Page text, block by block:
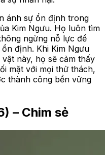
ánh sự ổn định trong
Kim Ngưu. Họ luôn tìm
ngừng nỗ lực để
định. Khi Kim Ngưu
này, họ sẽ cảm thấy
mặt với mọi thử thách,
thành công bền vững
– Chim sẻ